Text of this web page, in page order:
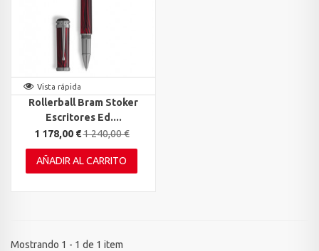
Vista rápida
Rollerball Bram Stoker
Escritores Ed....
1 178,00 €1 240,00 €
AÑADIR AL CARRITO
Mostrando 1 - 1 de 1 item